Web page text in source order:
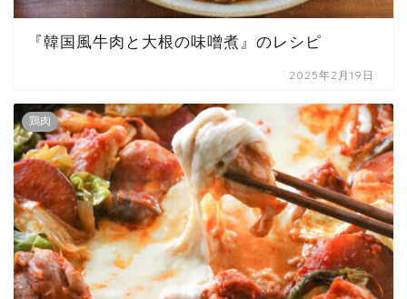
『韓国風牛肉と大根の味噌煮』のレシピ
2025年2月19日
鶏肉